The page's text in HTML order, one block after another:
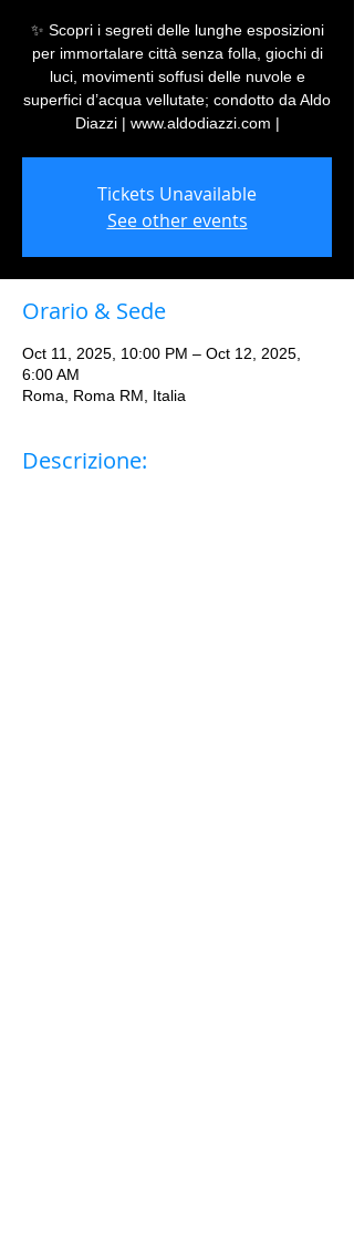
✨ Scopri i segreti delle lunghe esposizioni
per immortalare città senza folla, giochi di
luci, movimenti soffusi delle nuvole e
superfici d’acqua vellutate; condotto da Aldo
Diazzi | www.aldodiazzi.com |
Tickets Unavailable
See other events
Orario & Sede
Oct 11, 2025, 10:00 PM – Oct 12, 2025,
6:00 AM
Roma, Roma RM, Italia
Descrizione: